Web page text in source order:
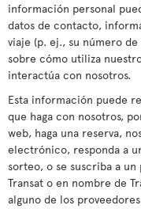
información personal
datos de contacto,
viaje (p. ej., su número
sobre cómo utiliza
interactúa con nosotros.
Esta información puede
que haga con nosotros,
web, haga una reserva,
electrónico, responda a
sorteo, o se suscriba a
Transat o en nombre de
alguno de los